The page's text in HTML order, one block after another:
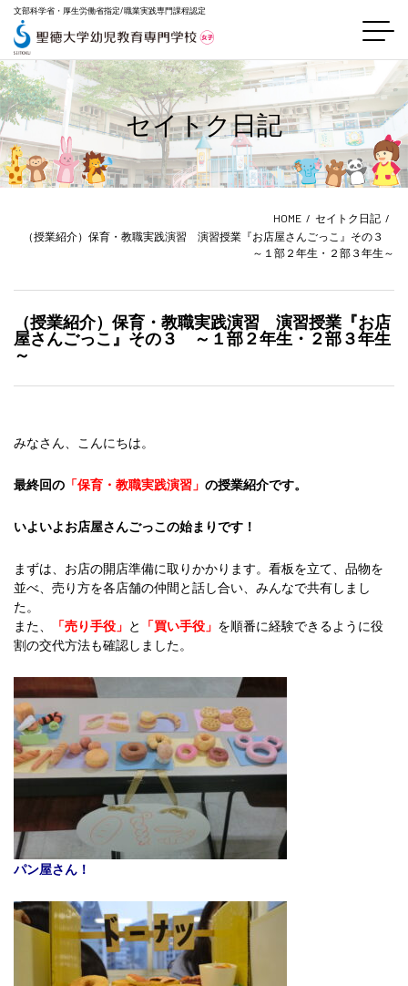
文部科学省・厚生労働省指定/職業実践専門課程認定
セイトク日記
HOME
セイトク日記
（授業紹介）保育・教職実践演習 演習授業『お店屋さんごっこ』その３
～１部２年生・２部３年生～
（授業紹介）保育・教職実践演習 演習授業『お店
屋さんごっこ』その３ ～１部２年生・２部３年生
～
みなさん、こんにちは。
最終回の 「保育・教職実践演習」 の授業紹介です。
いよいよお店屋さんごっこの始まりです！
まずは、お店の開店準備に取りかかります。看板を立て、品物を
並べ、売り方を各店舗の仲間と話し合い、みんなで共有しまし
た。
また、
「売り手役」 と 「買い手役」 を順番に経験できるように役
割の交代方法も確認しました。
パン屋さん！